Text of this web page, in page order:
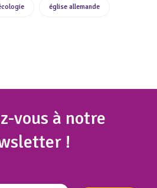
église allemande
-vous à notre
!